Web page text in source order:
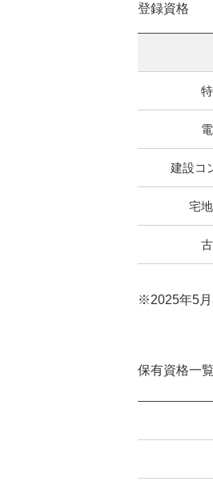
登録資格
建設コ
宅
※2025年5
保有資格一覧